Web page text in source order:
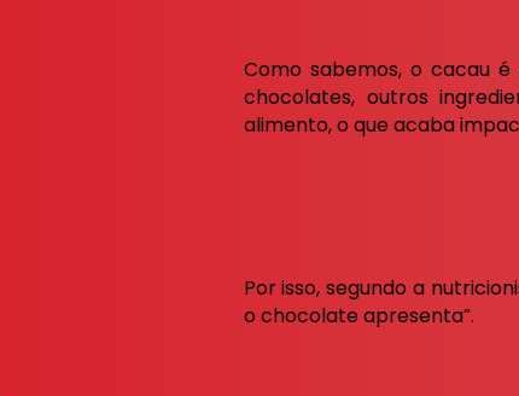
Como sabemos, o cacau
chocolates, outros
alimento, o que acaba
Por isso, segundo a
o chocolate apresenta”.